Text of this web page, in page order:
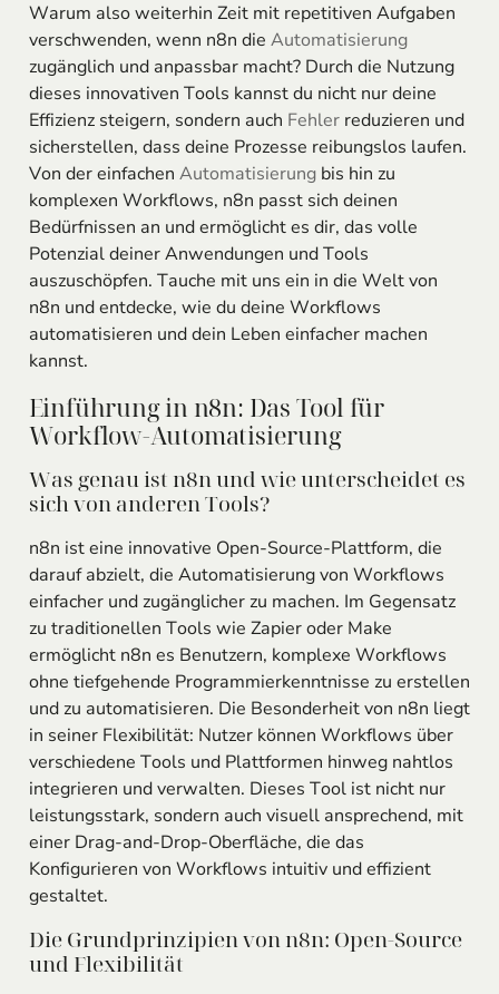
Warum also weiterhin Zeit mit repetitiven Aufgaben
verschwenden, wenn n8n die Automatisierung
zugänglich und anpassbar macht? Durch die Nutzung
dieses innovativen Tools kannst du nicht nur deine
Effizienz steigern, sondern auch Fehlerreduzieren und
sicherstellen, dass deine Prozesse reibungslos laufen.
Von der einfachen Automatisierungbis hin zu
komplexen Workflows, n8n passt sich deinen
Bedürfnissen an und ermöglicht es dir, das volle
Potenzial deiner Anwendungen und Tools
auszuschöpfen. Tauche mit uns ein in die Welt von
n8n und entdecke, wie du deine Workflows
automatisieren und dein Leben einfacher machen
kannst.
Einführung in n8n: Das Tool für
Workflow-Automatisierung
Was genau ist n8n und wie unterscheidet es
sich von anderen Tools?
n8n ist eine innovative Open-Source-Plattform, die
darauf abzielt, die Automatisierung von Workflows
einfacher und zugänglicher zu machen. Im Gegensatz
zu traditionellen Tools wie Zapier oder Make
ermöglicht n8n es Benutzern, komplexe Workflows
ohne tiefgehende Programmierkenntnisse zu erstellen
und zu automatisieren. Die Besonderheit von n8n liegt
in seiner Flexibilität: Nutzer können Workflows über
verschiedene Tools und Plattformen hinweg nahtlos
integrieren und verwalten. Dieses Tool ist nicht nur
leistungsstark, sondern auch visuell ansprechend, mit
einer Drag-and-Drop-Oberfläche, die das
Konfigurieren von Workflows intuitiv und effizient
gestaltet.
Die Grundprinzipien von n8n: Open-Source
und Flexibilität